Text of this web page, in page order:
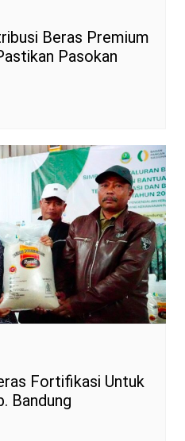
Beras Premium
Pasokan
Fortifikasi Untuk
Bandung